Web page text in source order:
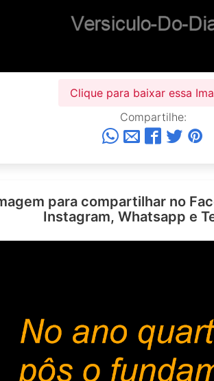
Clique para baixar essa
Compartilhe:
para compartilhar no
Instagram, Whatsapp e